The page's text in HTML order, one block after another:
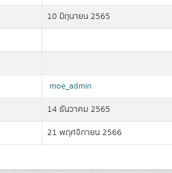
10 มิถุนายน 2565
moe_admin
14 ธันวาคม 2565
21 พฤศจิกายน 2566